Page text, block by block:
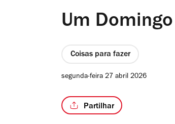
Um
Coisas para fazer
segunda-feira 27 abril 2026
Partilhar